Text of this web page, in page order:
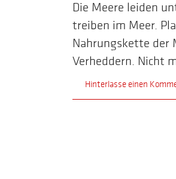
Die Meere leiden
treiben im Meer.
Nahrungskette der
Verheddern. Nicht
Hinterlasse einen